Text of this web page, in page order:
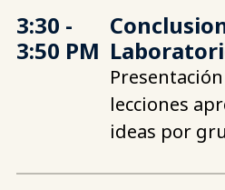
3:30 -
3:50 PM
lecciones
ideas por